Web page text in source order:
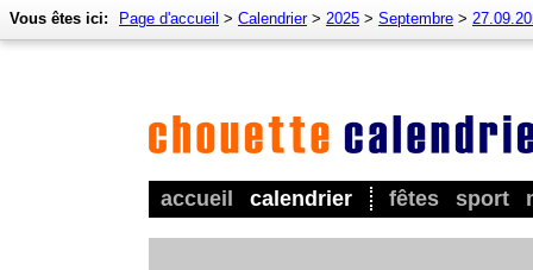
accueil calendrier fêtes sport
Vous êtes ici: Page d'accueil > Calendrier> 2025 > Septembre >